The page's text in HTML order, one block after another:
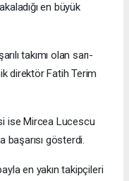
en büyük
takımı olan sarı-
direktör Fatih Terim
ise Mircea Lucescu
başarısı gösterdi.
en yakın takipçileri